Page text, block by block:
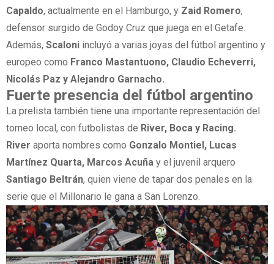
Capaldo, actualmente en el Hamburgo, y Zaid Romero,
defensor surgido de Godoy Cruz que juega en el Getafe.
Además, Scaloni incluyó a varias joyas del fútbol argentino y
europeo como Franco Mastantuono, Claudio Echeverri,
Nicolás Paz y Alejandro Garnacho.
Fuerte presencia del fútbol argentino
La prelista también tiene una importante representación del
torneo local, con futbolistas de River, Boca y Racing.
River aporta nombres como Gonzalo Montiel, Lucas
Martínez Quarta, Marcos Acuña y el juvenil arquero
Santiago Beltrán, quien viene de tapar dos penales en la
serie que el Millonario le gana a San Lorenzo.